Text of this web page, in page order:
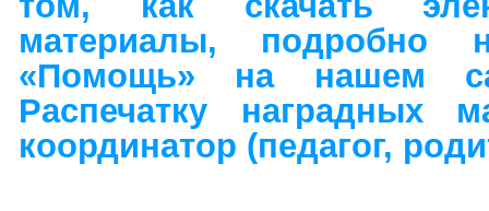
материалы, подробно
«Помощь» на нашем
Распечатку наградных
координатор (педагог,